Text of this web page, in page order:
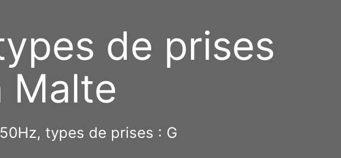
de prises
Malte
types de prises : G